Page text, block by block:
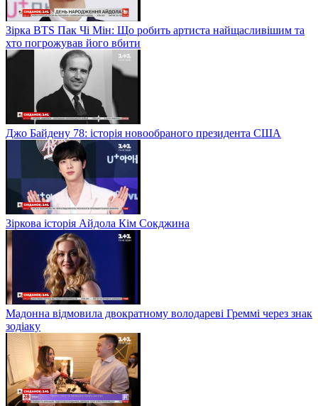
Зірка BTS Пак Чі Мін: Що робить артиста найщасливішим та
хто погрожував його вбити
Джо Байдену 78: історія новообраного президента США
Зіркова історія Айдола Кім Сокджина
Мадонна відмовила двократному володареві Греммі через знак
зодіаку